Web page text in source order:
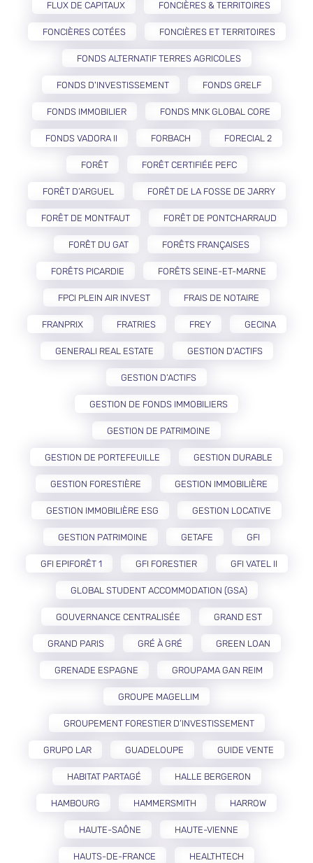
FLUX DE CAPITAUX FONCIÈRES & TERRITOIRES
FONCIÈRES COTÉES FONCIÈRES ET TERRITOIRES
FONDS ALTERNATIF TERRES AGRICOLES
FONDS D'INVESTISSEMENT FONDS GRELF
FONDS IMMOBILIER FONDS MNK GLOBAL CORE
FONDS VADORA II FORBACH FORECIAL 2
FORÊT FORÊT CERTIFIÉE PEFC
FORÊT D’ARGUEL FORÊT DE LA FOSSE DE JARRY
FORÊT DE MONTFAUT FORÊT DE PONTCHARRAUD
FORÊT DU GAT FORÊTS FRANÇAISES
FORÊTS PICARDIE FORÊTS SEINE-ET-MARNE
FPCI PLEIN AIR INVEST FRAIS DE NOTAIRE
FRANPRIX FRATRIES FREY GECINA
GENERALI REAL ESTATE GESTION D'ACTIFS
GESTION D’ACTIFS
GESTION DE FONDS IMMOBILIERS
GESTION DE PATRIMOINE
GESTION DE PORTEFEUILLE GESTION DURABLE
GESTION FORESTIÈRE GESTION IMMOBILIÈRE
GESTION IMMOBILIÈRE ESG GESTION LOCATIVE
GESTION PATRIMOINE GETAFE GFI
GFI EPIFORÊT 1 GFI FORESTIER GFI VATEL II
GLOBAL STUDENT ACCOMMODATION (GSA)
GOUVERNANCE CENTRALISÉE GRAND EST
GRAND PARIS GRÉ À GRÉ GREEN LOAN
GRENADE ESPAGNE GROUPAMA GAN REIM
GROUPE MAGELLIM
GROUPEMENT FORESTIER D’INVESTISSEMENT
GRUPO LAR GUADELOUPE GUIDE VENTE
HABITAT PARTAGÉ HALLE BERGERON
HAMBOURG HAMMERSMITH HARROW
HAUTE-SAÔNE HAUTE-VIENNE
HAUTS-DE-FRANCE HEALTHTECH